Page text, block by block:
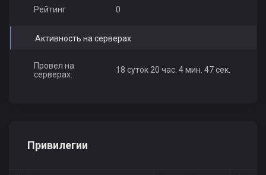
Рейтинг 0
Активность на серверах
Провел на
серверах:
18 суток 20 час. 4 мин. 47 сек.
Привилегии